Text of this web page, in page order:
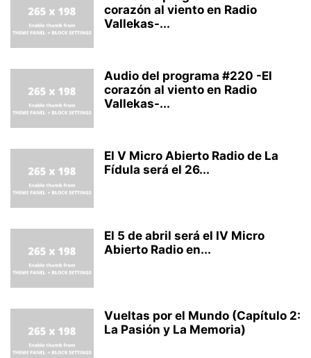
corazón al viento en Radio
Vallekas-...
Audio del programa #220 -El
corazón al viento en Radio
Vallekas-...
El V Micro Abierto Radio de La
Fídula será el 26...
El 5 de abril será el IV Micro
Abierto Radio en...
Vueltas por el Mundo (Capítulo 2:
La Pasión y La Memoria)